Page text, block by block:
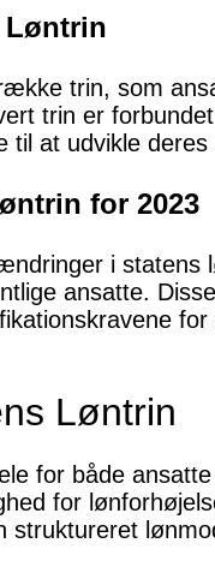
Løntrin
trin, som
trin er
til at udvikle
for 2023
i statens
ansatte.
for
Løntrin
for både
for
struktureret